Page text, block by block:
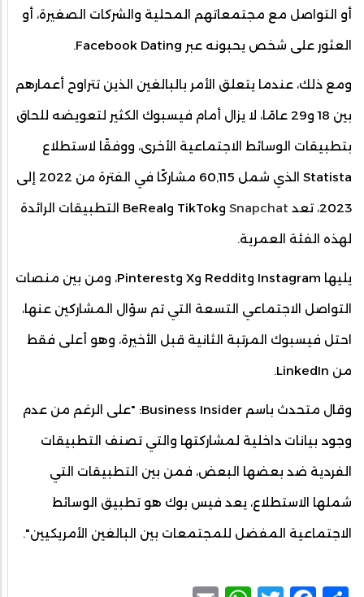
أو التواصل مع مجتمعاتهم المحلية والشركات الصغيرة، أو
العثور على شخص يحبونه عبر Facebook Dating.
ومع ذلك، عندما يتعلق الأمر بالبالغين الذين تتراوح أعمارهم
بين 18 و29 عامًا، لا يزال أمام فيسبوك الكثير لتعويضه للحاق
بتطبيقات الوسائط الاجتماعية الأخرى، ووفقًا لاستطلاع
Statista الذي شمل 60,115 مشاركًا في الفترة من 2022 إلى
2023، تعد
Snapchat
وTikTok وBeReal التطبيقات الرائدة
لهذه الفئة العمرية.
يليها Instagram وReddit وX وPinterest، ومن بين منصات
التواصل الاجتماعي التسعة التي تم سؤال المشاركين عنها،
احتل فيسبوك المرتبة الثانية قبل الأخيرة، وهو أعلى فقط
من LinkedIn.
وقال متحدث باسم Business Insider: "على الرغم من عدم
وجود بيانات داخلية لمشاركتها والتي تصنف التطبيقات
الفردية ضد بعضها البعض، فمن بين التطبيقات التي
شملها الاستطلاع، يعد فيس بوك هو تطبيق الوسائط
الاجتماعية المفضل للمجتمعات بين البالغين الأمريكيين".